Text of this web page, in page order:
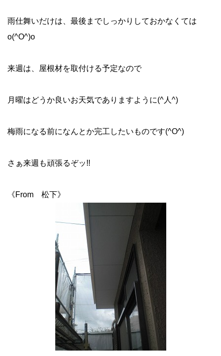
雨仕舞いだけは、最後までしっかりしておかなくては
o(^O^)o
来週は、屋根材を取付ける予定なので
月曜はどうか良いお天気でありますように(^人^)
梅雨になる前になんとか完工したいものです(^O^)
さぁ来週も頑張るぞッ!!
《From 松下》